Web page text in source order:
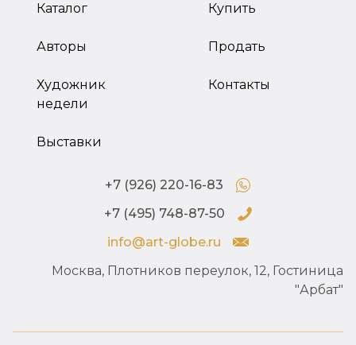
Каталог
Авторы
Художник
недели
Выставки
Купить
Продать
Контакты
+7 (926) 220-16-83
+7 (495) 748-87-50
info@art-globe.ru
Москва, Плотников переулок, 12, Гостиница
"Арбат"